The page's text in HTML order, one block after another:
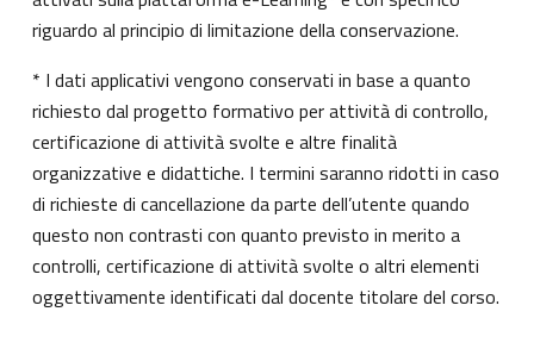
riguardo al principio di limitazione della conservazione.
* I dati applicativi vengono conservati in base a quanto
richiesto dal progetto formativo per attività di controllo,
certificazione di attività svolte e altre finalità
organizzative e didattiche. I termini saranno ridotti in caso
di richieste di cancellazione da parte dell’utente quando
questo non contrasti con quanto previsto in merito a
controlli, certificazione di attività svolte o altri elementi
oggettivamente identificati dal docente titolare del corso.